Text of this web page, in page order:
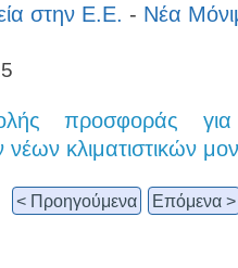
στην Ε.Ε. - Νέα
προσφοράς
κλιματιστικών
< Προηγούμενα Επόμενα >